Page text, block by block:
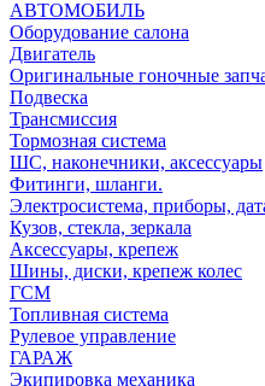
АВТОМОБИЛЬ
Оборудование салона
Двигатель
Оригинальные гоночные
Подвеска
Трансмиссия
Тормозная система
ШС, наконечники, аксессуары
Фитинги, шланги.
Электросистема, приборы,
Кузов, стекла, зеркала
Аксессуары, крепеж
Шины, диски, крепеж колес
ГСМ
Топливная система
Рулевое управление
ГАРАЖ
Экипировка механика